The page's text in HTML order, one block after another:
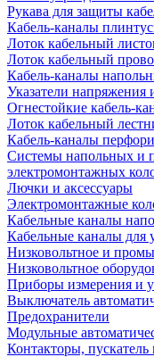
Рукава для защиты
Кабель-каналы
Лоток кабельный
Лоток кабельный
Кабель-каналы
Указатели напряжения
Огнестойкие кабель-
Лоток кабельный
Кабель-каналы
Системы напольных и
электромонтажных
Лючки и аксессуары
Электромонтажные
Кабельные каналы
Кабельные каналы для
Низковольтное и
Низковольтное
Приборы измерения и
Выключатель
Предохранители
Модульные
Контакторы,